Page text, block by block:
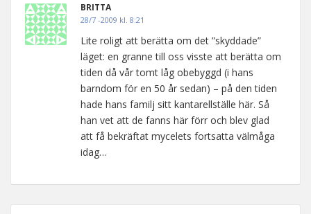
BRITTA
28/7 -2009 kl. 8:21
Lite roligt att berätta om det ”skyddade”
läget: en granne till oss visste att berätta om
tiden då vår tomt låg obebyggd (i hans
barndom för en 50 år sedan) – på den tiden
hade hans familj sitt kantarellställe här. Så
han vet att de fanns här förr och blev glad
att få bekräftat mycelets fortsatta välmåga
idag…